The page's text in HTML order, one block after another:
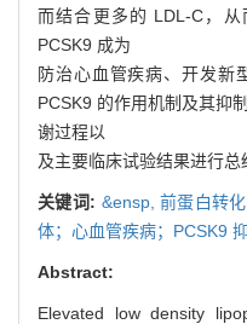
而结合更多的 LDL-C，从
PCSK9 成为
防治心血管疾病、开发新
PCSK9 的作用机制及其抑
谢过程以
及主要临床试验结果进行总
关键词: &ensp, 前蛋白转
体；心血管疾病；PCSK9
Abstract:
Elevated low density